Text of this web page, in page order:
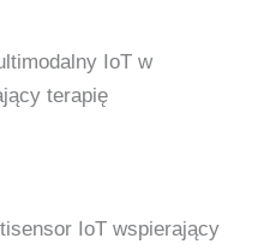
IoT w
terapię
IoT wspierający